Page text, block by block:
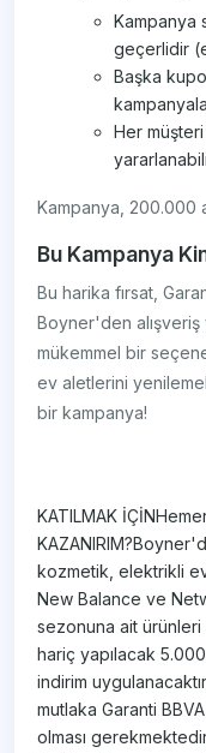
Kampanya
geçerlidir
Başka
Her
Kampanya, 200.000
Bu Kampanya
Bu harika fırsat,
Boyner'den alışveriş
mükemmel bir
ev aletlerini
bir kampanya!
KATILMAK
kozmetik, elektrikli
New Balance ve
sezonuna ait ürünleri
hariç yapılacak
indirim
mutlaka Garanti
olması